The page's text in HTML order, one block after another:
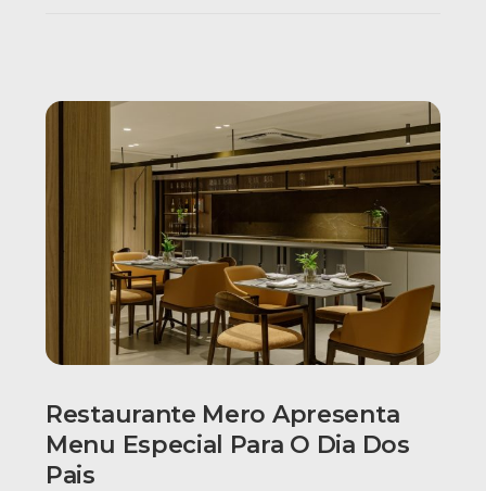
Restaurante Mero Apresenta
Menu Especial Para O Dia Dos
Pais